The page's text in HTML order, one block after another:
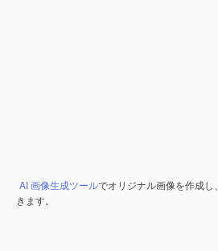
AI 画像生成ツールでオリジナル画像を作成し、
きます。